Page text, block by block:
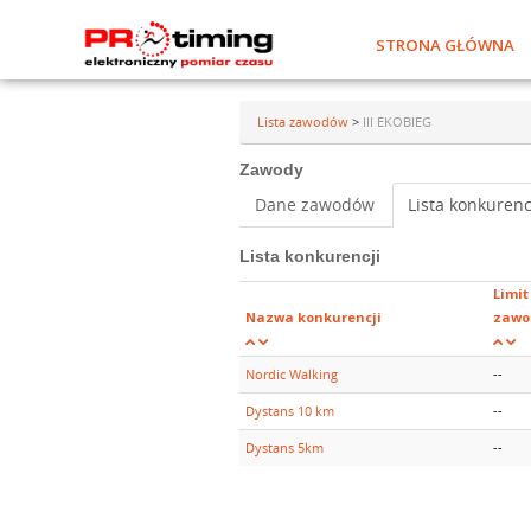
STRONA GŁÓWNA
Lista zawodów > III EKOBIEG
Zawody
Dane zawodów Lista
Lista konkurencji
Nazwa konkurencji
Limit
Nordic Walking --
Dystans 10 km --
Dystans 5km --